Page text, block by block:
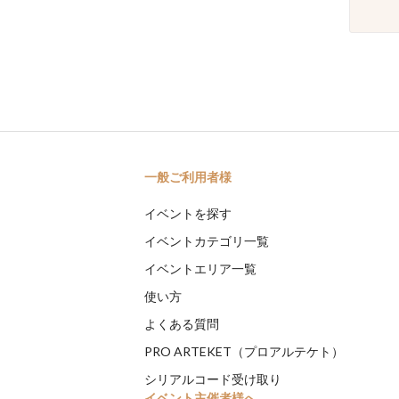
一般ご利用者様
イベントを探す
イベントカテゴリ一覧
イベントエリア一覧
使い方
よくある質問
PRO ARTEKET（プロアルテケト）
シリアルコード受け取り